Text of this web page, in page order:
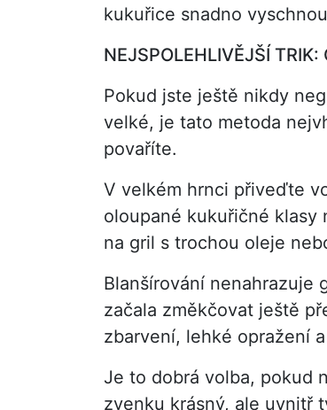
kukuřice snadno
NEJSPOLEHLIVĚJŠÍ
Pokud jste ještě nikdy
velké, je tato metoda
povaříte.
V velkém hrnci přiveďte
oloupané kukuřičné
na gril s trochou oleje
Blanšírování nenahrazuje
začala změkčovat ještě
zbarvení, lehké opražení
Je to dobrá volba, pokud
zvenku krásný, ale uvnitř